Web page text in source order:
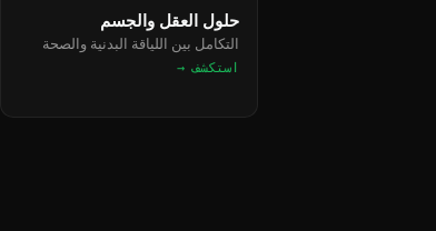
حلول العقل والجسم
التكامل بين اللياقة البدنية والصحة
استكشف →